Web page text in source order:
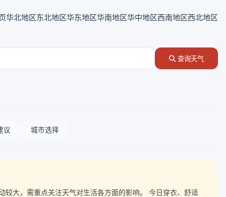
华北地区东北地区华东地区华南地区华中地区西南地区西北地区
查询天气
议 城市选择
大，需重点关注天气对生活各方面的影响。 今日穿衣、舒适